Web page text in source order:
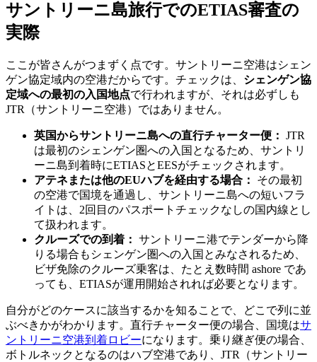
サントリーニ島旅行でのETIAS審査の
実際
ここが皆さんがつまずく点です。サントリーニ空港はシェン
ゲン協定域内の空港だからです。チェックは、 シェンゲン協
定域への最初の入国地点で行われますが、それは必ずしも
JTR（サントリーニ空港）ではありません。
英国からサントリーニ島への直行チャーター便： JTR
は最初のシェンゲン圏への入国となるため、サントリ
ーニ島到着時にETIASとEESがチェックされます。
アテネまたは他のEUハブを経由する場合：
その最初
の空港で国境を通過し、サントリーニ島への短いフラ
イトは、2回目のパスポートチェックなしの国内線とし
て扱われます。
クルーズでの到着： サントリーニ港でテンダーから降
りる場合もシェンゲン圏への入国とみなされるため、
ビザ免除のクルーズ乗客は、たとえ数時間 ashore であ
っても、ETIASが運用開始されれば必要となります。
自分がどのケースに該当するかを知ることで、どこで列に並
ぶべきかがわかります。直行チャーター便の場合、国境はサ
ントリーニ空港到着ロビーになります。乗り継ぎ便の場合、
ボトルネックとなるのはハブ空港であり、JTR（サントリー